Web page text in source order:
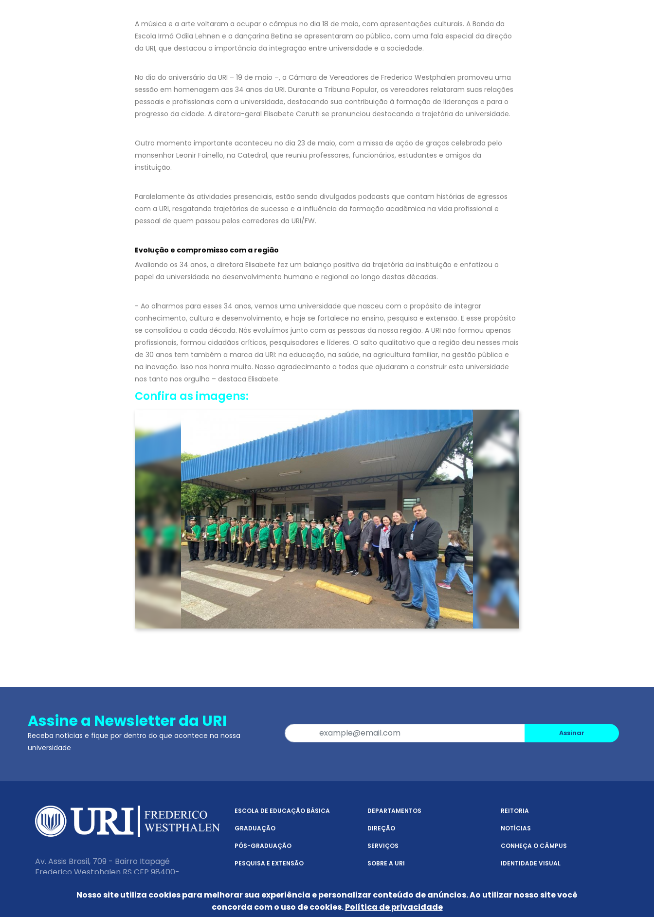
A música e a arte voltaram a ocupar o câmpus no dia 18 de maio, com apresentações culturais. A Banda da
Escola Irmã Odila Lehnen e a dançarina Betina se apresentaram ao público, com uma fala especial da direção
da URI, que destacou a importância da integração entre universidade e a sociedade.
No dia do aniversário da URI – 19 de maio –, a Câmara de Vereadores de Frederico Westphalen promoveu uma
sessão em homenagem aos 34 anos da URI. Durante a Tribuna Popular, os vereadores relataram suas relações
pessoais e profissionais com a universidade, destacando sua contribuição à formação de lideranças e para o
progresso da cidade. A diretora-geral Elisabete Cerutti se pronunciou destacando a trajetória da universidade.
Outro momento importante aconteceu no dia 23 de maio, com a missa de ação de graças celebrada pelo
monsenhor Leonir Fainello, na Catedral, que reuniu professores, funcionários, estudantes e amigos da
instituição.
Paralelamente às atividades presenciais, estão sendo divulgados podcasts que contam histórias de egressos
com a URI, resgatando trajetórias de sucesso e a influência da formação acadêmica na vida profissional e
pessoal de quem passou pelos corredores da URI/FW.
Evolução e compromisso com a região
Avaliando os 34 anos, a diretora Elisabete fez um balanço positivo da trajetória da instituição e enfatizou o
papel da universidade no desenvolvimento humano e regional ao longo destas décadas.
- Ao olharmos para esses 34 anos, vemos uma universidade que nasceu com o propósito de integrar
conhecimento, cultura e desenvolvimento, e hoje se fortalece no ensino, pesquisa e extensão. E esse propósito
se consolidou a cada década. Nós evoluímos junto com as pessoas da nossa região. A URI não formou apenas
profissionais, formou cidadãos críticos, pesquisadores e líderes. O salto qualitativo que a região deu nesses mais
de 30 anos tem também a marca da URI: na educação, na saúde, na agricultura familiar, na gestão pública e
na inovação. Isso nos honra muito. Nosso agradecimento a todos que ajudaram a construir esta universidade
nos tanto nos orgulha – destaca Elisabete.
Confira as imagens:
Assine a Newsletter da URI
Receba notícias e fique por dentro do que acontece na nossa
universidade
Assinar
Av. Assis Brasil, 709 - Bairro Itapagé
Frederico Westphalen RS CEP 98400-
ESCOLA DE EDUCAÇÃO BÁSICA
GRADUAÇÃO
PÓS-GRADUAÇÃO
PESQUISA E EXTENSÃO
DEPARTAMENTOS
DIREÇÃO
SERVIÇOS
SOBRE A URI
REITORIA
NOTÍCIAS
CONHEÇA O CÂMPUS
IDENTIDADE VISUAL
Nosso site utiliza cookies para melhorar sua experiência e personalizar conteúdo de anúncios. Ao utilizar nosso site você
concorda com o uso de cookies.Política de privacidade